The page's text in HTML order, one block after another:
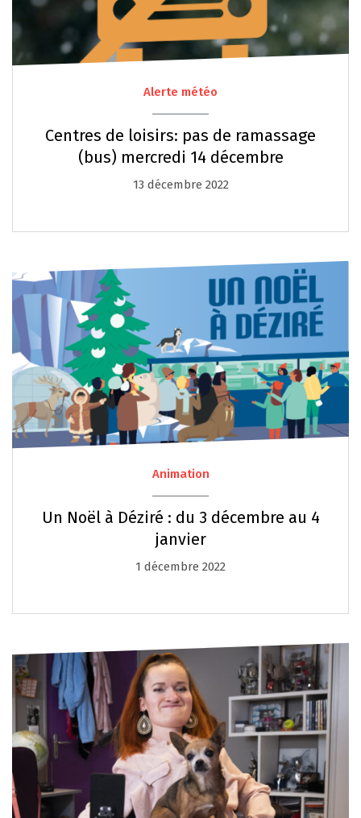
Alerte météo
Centres de loisirs: pas de ramassage
(bus) mercredi 14 décembre
13 décembre 2022
Animation
Un Noël à Déziré : du 3 décembre au 4
janvier
1 décembre 2022